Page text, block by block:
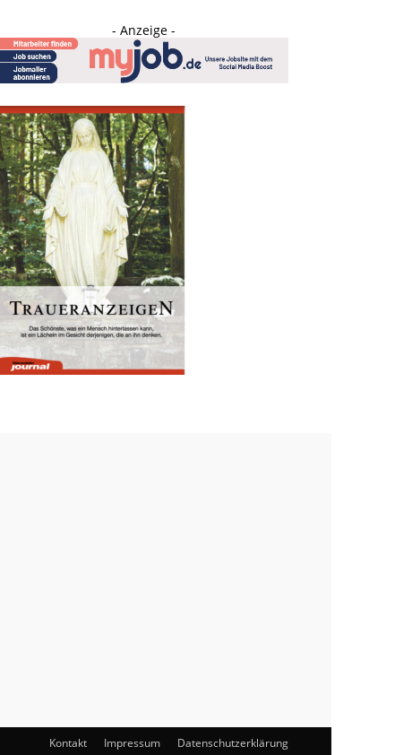
- Anzeige -
Kontakt Impressum Datenschutzerklärung